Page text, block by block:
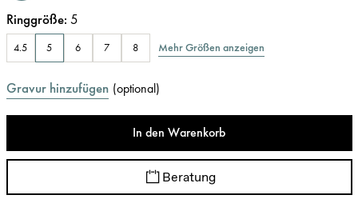
Ringgröße: 5
4.5 5 6 7 8 Mehr Größen anzeigen
Gravur hinzufügen (optional)
In den Warenkorb
Beratung